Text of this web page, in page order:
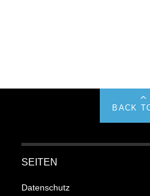
BACK
SEITEN
Datenschutz